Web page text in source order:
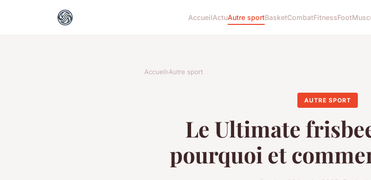
AccueilActuAutre sportBasketCombatFitnessFoot
Accueil›Autre sport
AUTRE SPORT
Le Ultimate
pourquoi et